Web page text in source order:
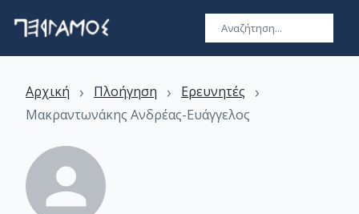
Αρχική › Πλοήγηση › Ερευνητές ›
Μακραντωνάκης Ανδρέας-Ευάγγελος